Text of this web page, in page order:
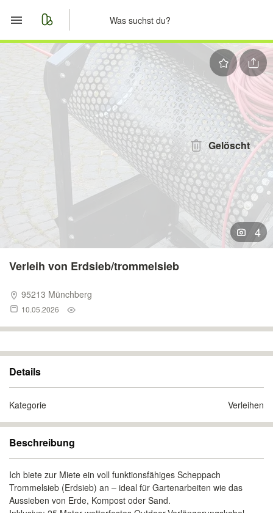
Start
Merkliste
Nachrichten
Anzeige aufgeben
Gelöscht
4
Verleih von Erdsieb/trommelsieb
95213 Münchberg
10.05.2026
Details
Kategorie Verleihen
Beschreibung
Ich biete zur Miete ein voll funktionsfähiges Scheppach
Trommelsieb (Erdsieb) an – ideal für Gartenarbeiten wie das
Aussieben von Erde, Kompost oder Sand.